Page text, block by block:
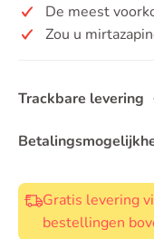
De meest
Zou u
Trackbare levering
Gratis levering
bestellingen